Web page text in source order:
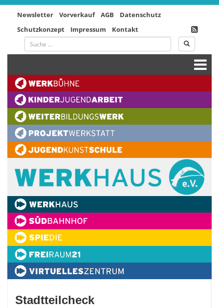
Newsletter Vorverkauf AGB
Datenschutz
Schutzkonzept
Impressum Kontakt
Stadtteilcheck